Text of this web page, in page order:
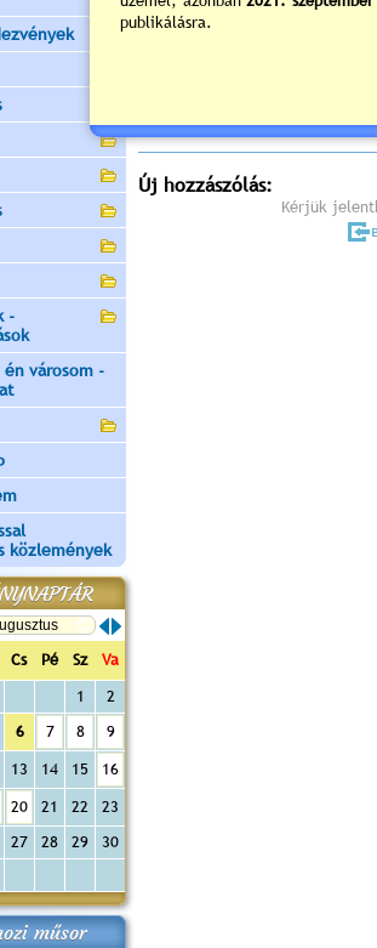
-
én városom -
közlemények
Cs Pé Sz
Va
1
2
6 7 8 9
13 14 15 16
20 21 22
23
27 28 29
30
műsor
Nyilvános előterjesztések
Új hozzászólás:
Kérjük